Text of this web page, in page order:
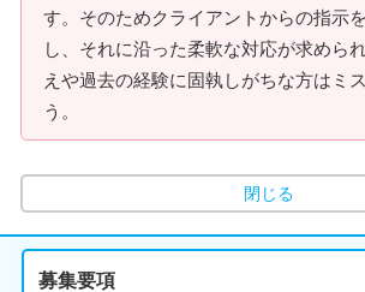
す。そのためクライアントからの指示
し、それに沿った柔軟な対応が求めら
えや過去の経験に固執しがちな方はミ
う。
閉じる
募集要項